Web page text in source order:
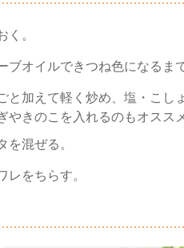
く。
ブオイルできつね色になるま
と加えて軽く炒め、塩・こし
やきのこを入れるのもオスス
を混ぜる。
レをちらす。